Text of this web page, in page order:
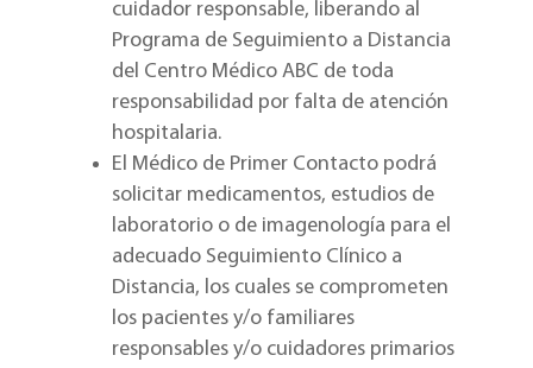
cuidador responsable, liberando al
Programa de Seguimiento a Distancia
del Centro Médico ABC de toda
responsabilidad por falta de atención
hospitalaria.
El Médico de Primer Contacto podrá
solicitar medicamentos, estudios de
laboratorio o de imagenología para el
adecuado Seguimiento Clínico a
Distancia, los cuales se comprometen
los pacientes y/o familiares
responsables y/o cuidadores primarios